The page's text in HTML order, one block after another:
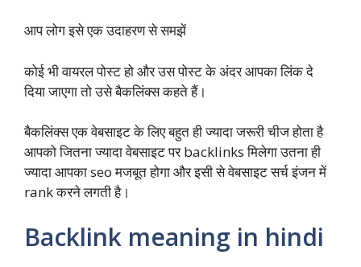
आप लोग इसे एक उदाहरण से समझें
कोई भी वायरल पोस्ट हो और उस पोस्ट के अंदर आपका लिंक दे
दिया जाएगा तो उसे बैकलिंक्स कहते हैं।
बैकलिंक्स एक वेबसाइट के लिए बहुत ही ज्यादा जरूरी चीज होता है
आपको जितना ज्यादा वेबसाइट पर backlinks मिलेगा उतना ही
ज्यादा आपका seo मजबूत होगा और इसी से वेबसाइट सर्च इंजन में
rank करने लगती है।
Backlink meaning in hindi